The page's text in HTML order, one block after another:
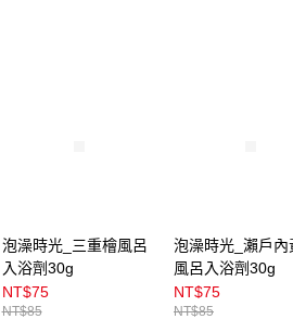
泡澡時光_三重檜風呂
入浴劑30g
NT$75
NT$85
泡澡時光_瀨戶內
風呂入浴劑30g
NT$75
NT$85